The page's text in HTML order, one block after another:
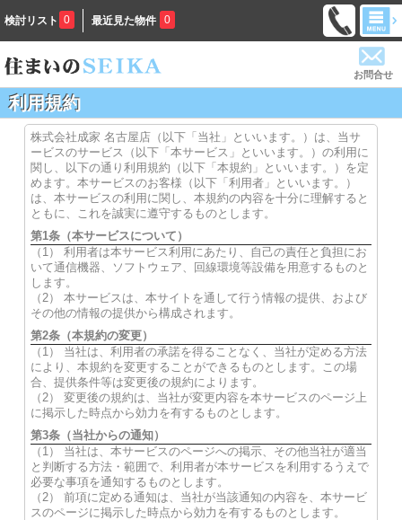
検討リスト 0 最近見た物件 0
お問合せ
利用規約
株式会社成家 名古屋店（以下「当社」といいます。）は、当サ
ービスのサービス（以下「本サービス」といいます。）の利用に
関し、以下の通り利用規約（以下「本規約」といいます。）を定
めます。本サービスのお客様（以下「利用者」といいます。）
は、本サービスの利用に関し、本規約の内容を十分に理解すると
ともに、これを誠実に遵守するものとします。
第1条（本サービスについて）
（1） 利用者は本サービス利用にあたり、自己の責任と負担にお
いて通信機器、ソフトウェア、回線環境等設備を用意するものと
します。
（2） 本サービスは、本サイトを通して行う情報の提供、および
その他の情報の提供から構成されます。
第2条（本規約の変更）
（1） 当社は、利用者の承諾を得ることなく、当社が定める方法
により、本規約を変更することができるものとします。この場
合、提供条件等は変更後の規約によります。
（2） 変更後の規約は、当社が変更内容を本サービスのページ上
に掲示した時点から効力を有するものとします。
第3条（当社からの通知）
（1） 当社は、本サービスのページへの掲示、その他当社が適当
と判断する方法・範囲で、利用者が本サービスを利用するうえで
必要な事項を通知するものとします。
（2） 前項に定める通知は、当社が当該通知の内容を、本サービ
スのページに掲示した時点から効力を有するものとします。